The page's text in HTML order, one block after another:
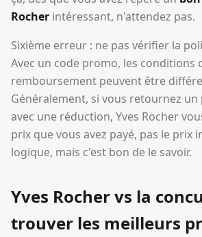
Rocher intéressant, n'attendez pas.
Sixième erreur : ne pas vérifier la
Avec un code promo, les conditions
remboursement peuvent être
Généralement, si vous retournez
avec une réduction, Yves Rocher
prix que vous avez payé, pas le prix
logique, mais c'est bon de le savoir.
Yves Rocher vs la
trouver les meilleurs